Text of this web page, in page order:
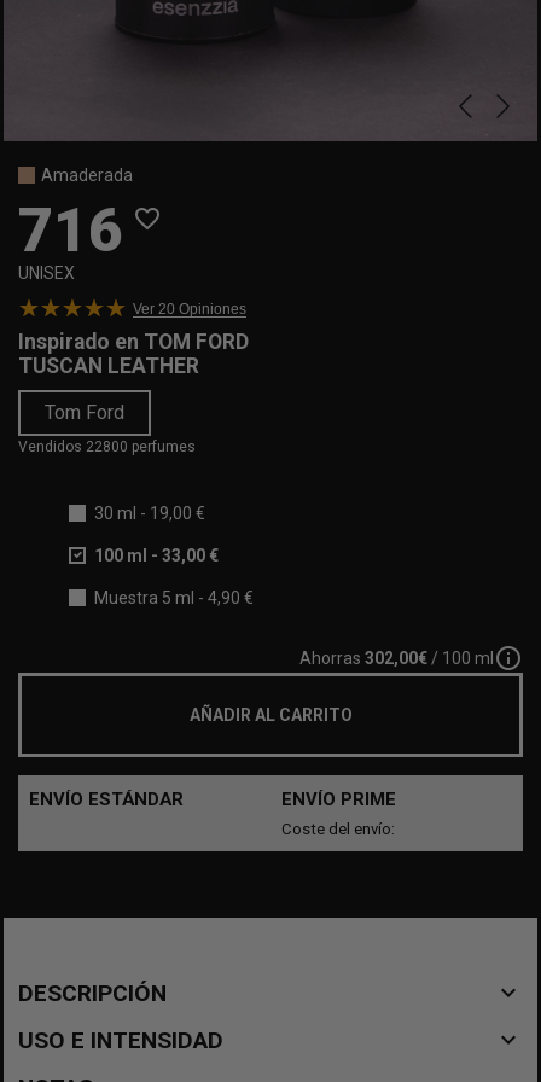
Amaderada
716 favorite_border
UNISEX
Ver 20 Opiniones
Inspirado en TOM FORD
TUSCAN LEATHER
Tom Ford
Vendidos 22800 perfumes
30 ml - 19,00 €
100 ml - 33,00 €
Muestra 5 ml - 4,90 €
Ahorras 302,00€ / 100 mlinfo_outline
AÑADIR AL CARRITO
ENVÍO ESTÁNDAR ENVÍO PRIME
Coste del envío:
DESCRIPCIÓN navigate_before
USO E INTENSIDAD navigate_before